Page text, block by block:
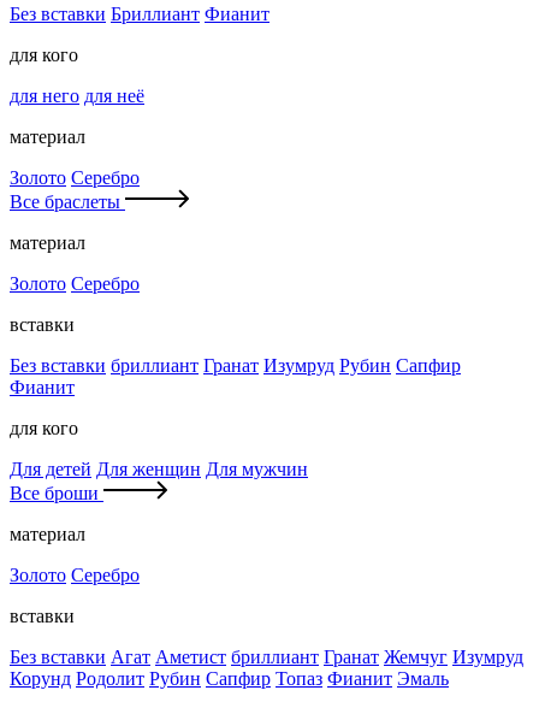
Без вставки Бриллиант Фианит
для кого
для него для неё
материал
Золото Серебро
Все браслеты
материал
Золото Серебро
вставки
Без вставки бриллиант Гранат Изумруд Рубин Сапфир
Фианит
для кого
Для детей Для женщин Для мужчин
Все броши
материал
Золото Серебро
вставки
Без вставки Агат Аметист бриллиант Гранат Жемчуг Изумруд
Корунд Родолит Рубин Сапфир Топаз Фианит Эмаль